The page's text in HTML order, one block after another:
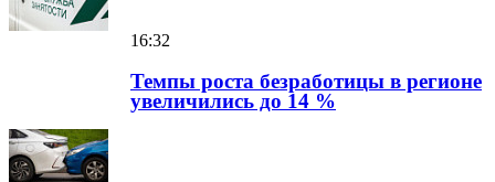
16:32
Темпы роста безработицы в регионе
увеличились до 14 %